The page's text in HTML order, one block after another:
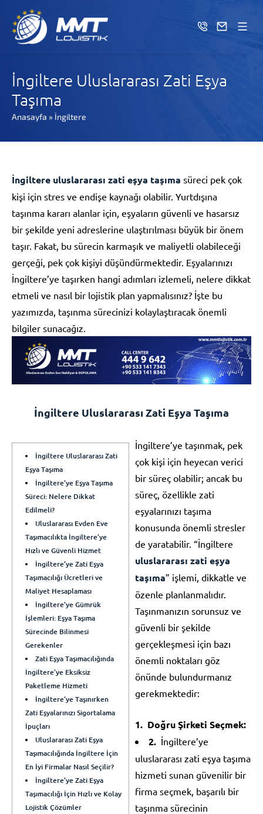
İngiltere Uluslararası Zati Eşya
Taşıma
Anasayfa » İngiltere
İngiltere uluslararası zati eşya taşıma süreci pek çok
kişi için stres ve endişe kaynağı olabilir. Yurtdışına
taşınma kararı alanlar için, eşyaların güvenli ve hasarsız
bir şekilde yeni adreslerine ulaştırılması büyük bir önem
taşır. Fakat, bu sürecin karmaşık ve maliyetli olabileceği
gerçeği, pek çok kişiyi düşündürmektedir. Eşyalarınızı
İngiltere’ye taşırken hangi adımları izlemeli, nelere dikkat
etmeli ve nasıl bir lojistik plan yapmalısınız? İşte bu
yazımızda, taşınma sürecinizi kolaylaştıracak önemli
bilgiler sunacağız.
İngiltere Uluslararası Zati Eşya Taşıma
İngiltere Uluslararası Zati
Eşya Taşıma
İngiltere’ye Eşya Taşıma
Süreci: Nelere Dikkat
Edilmeli?
Uluslararası Evden Eve
Taşımacılıkta İngiltere’ye
Hızlı ve Güvenli Hizmet
İngiltere’ye Zati Eşya
Taşımacılığı Ücretleri ve
Maliyet Hesaplaması
İngiltere’ye Gümrük
İşlemleri: Eşya Taşıma
Sürecinde Bilinmesi
Gerekenler
Zati Eşya Taşımacılığında
İngiltere’ye Eksiksiz
Paketleme Hizmeti
İngiltere’ye Taşınırken
Zati Eşyalarınızı Sigortalama
İpuçları
Uluslararası Zati Eşya
Taşımacılığında İngiltere İçin
En İyi Firmalar Nasıl Seçilir?
İngiltere’ye Zati Eşya
Taşımacılığı İçin Hızlı ve Kolay
Lojistik Çözümler
İngiltere’ye taşınmak, pek
çok kişi için heyecan verici
bir süreç olabilir; ancak bu
süreç, özellikle zati
eşyalarınızı taşıma
konusunda önemli stresler
de yaratabilir. “İngiltere
uluslararası zati eşya
taşıma” işlemi, dikkatle ve
özenle planlanmalıdır.
Taşınmanızın sorunsuz ve
güvenli bir şekilde
gerçekleşmesi için bazı
önemli noktaları göz
önünde bulundurmanız
gerekmektedir:
Doğru Şirketi Seçmek:
İngiltere’ye
uluslararası zati eşya taşıma
hizmeti sunan güvenilir bir
firma seçmek, başarılı bir
taşınma sürecinin